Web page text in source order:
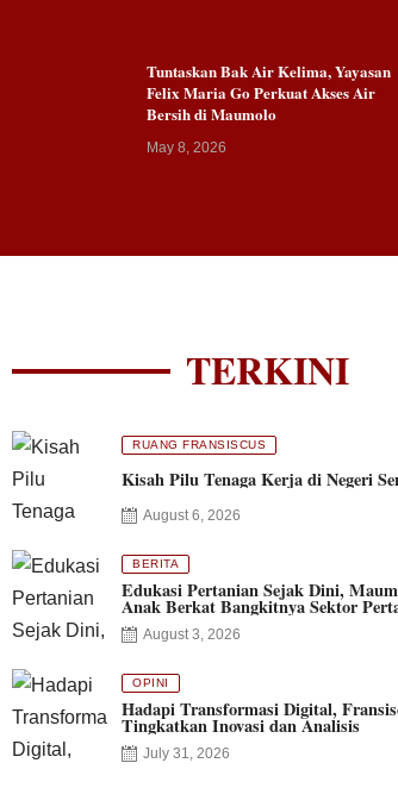
Tuntaskan Bak Air Kelima, Yayasan
Felix Maria Go Perkuat Akses Air
Bersih di Maumolo
May 8, 2026
TERKINI
RUANG FRANSISCUS
Kisah Pilu Tenaga Kerja di Negeri
August 6, 2026
BERITA
Edukasi Pertanian Sejak Dini,
Anak Berkat Bangkitnya Sektor
August 3, 2026
OPINI
Hadapi Transformasi Digital,
Tingkatkan Inovasi dan Analisis
July 31, 2026